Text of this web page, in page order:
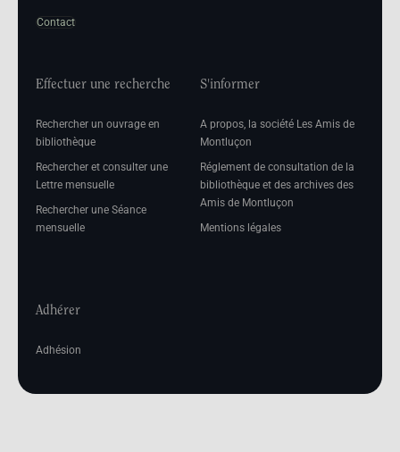
Contact
Effectuer une recherche
Rechercher un ouvrage en
bibliothèque
Rechercher et consulter une
Lettre mensuelle
Rechercher une Séance
mensuelle
S'informer
A propos, la société Les Amis de
Montluçon
Réglement de consultation de la
bibliothèque et des archives des
Amis de Montluçon
Mentions légales
Adhérer
Adhésion